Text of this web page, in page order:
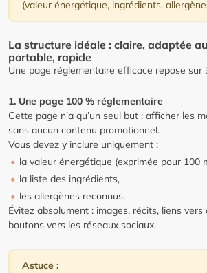
(valeur énergétique, ingrédients,
La structure idéale : claire, adaptée
portable, rapide
Une page réglementaire efficace repose sur
1. Une page 100 % réglementaire
Cette page n’a qu’un seul but : afficher les
sans aucun contenu promotionnel.
Vous devez y inclure uniquement :
la valeur énergétique (exprimée pour 100
la liste des ingrédients,
les allergènes reconnus.
Évitez absolument : images, récits, liens vers
boutons vers les réseaux sociaux.
Astuce :